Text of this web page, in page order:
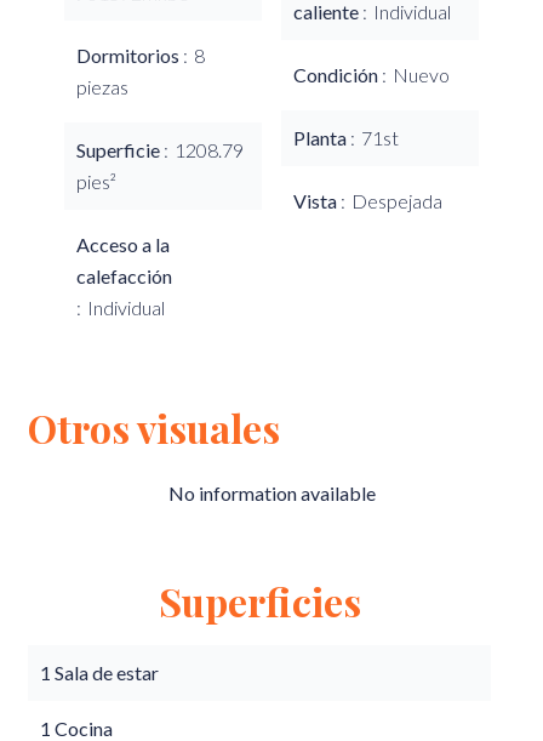
Dormitorios
8
piezas
Superficie
1208.79
pies²
Acceso a la
calefacción
Individual
caliente
Individual
Condición Nuevo
Planta 71st
Vista Despejada
Otros visuales
No information available
Superficies
1 Sala de estar
1 Cocina